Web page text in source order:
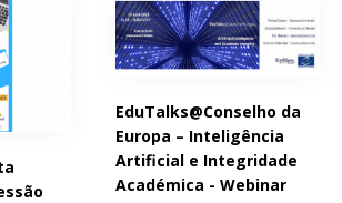
EduTalks@Conselho da
Europa – Inteligência
Artificial e Integridade
Académica - Webinar